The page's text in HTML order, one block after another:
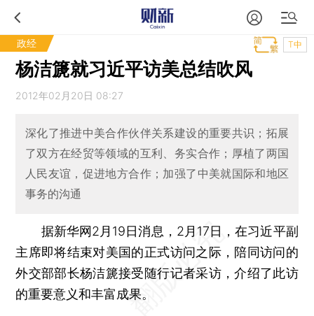
政经 T中
杨洁篪就习近平访美总结吹风
2012年02月20日 08:27
深化了推进中美合作伙伴关系建设的重要共识；拓展
了双方在经贸等领域的互利、务实合作；厚植了两国
人民友谊，促进地方合作；加强了中美就国际和地区
事务的沟通
据新华网2月19日消息，2月17日，在习近平副
主席即将结束对美国的正式访问之际，陪同访问的
外交部部长杨洁篪接受随行记者采访，介绍了此访
的重要意义和丰富成果。